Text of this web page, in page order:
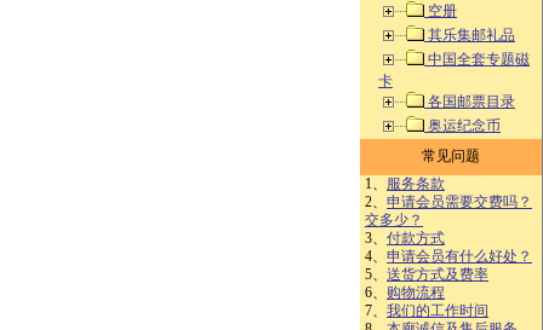
空册
其乐集邮礼品
中国全套专题磁
卡
各国邮票目录
奥运纪念币
常见问题
1、 服务条款
2、 申请会员需要交费吗？
交多少？
3、 付款方式
4、 申请会员有什么好处？
5、 送货方式及费率
6、 购物流程
7、 我们的工作时间